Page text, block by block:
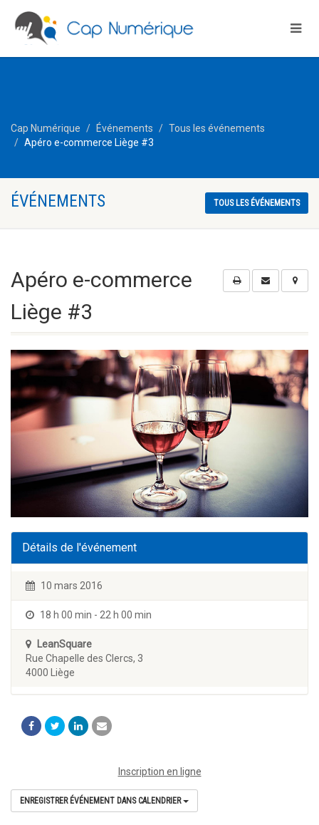
Cap Numérique Événements
Tous les événements
Apéro e-commerce Liège #3
ÉVÉNEMENTS TOUS LES ÉVÉNEMENTS
Apéro e-commerce
Liège #3
Détails de l'événement
10 mars 2016
18 h 00 min - 22 h 00 min
LeanSquare
Rue Chapelle des Clercs, 3
4000 Liège
Inscription en ligne
ENREGISTRER ÉVÉNEMENT DANS CALENDRIER